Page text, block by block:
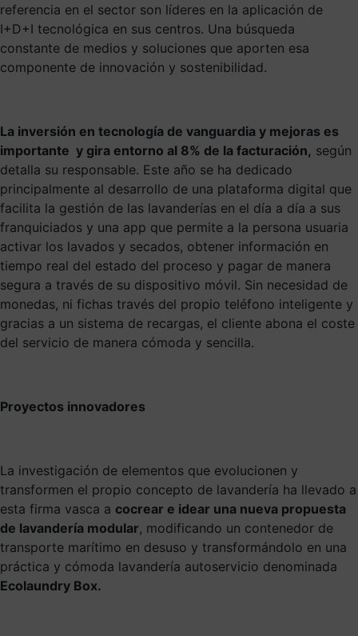
referencia en el sector son líderes en la aplicación de
I+D+I tecnológica en sus centros. Una búsqueda
constante de medios y soluciones que aporten esa
componente de innovación y sostenibilidad.
La inversión en tecnología de vanguardia y mejoras es
importante y gira entorno al 8% de la facturación, según
detalla su responsable. Este año se ha dedicado
principalmente al desarrollo de una plataforma digital que
facilita la gestión de las lavanderías en el día a día a sus
franquiciados y una app que permite a la persona usuaria
activar los lavados y secados, obtener información en
tiempo real del estado del proceso y pagar de manera
segura a través de su dispositivo móvil. Sin necesidad de
monedas, ni fichas través del propio teléfono inteligente y
gracias a un sistema de recargas, el cliente abona el coste
del servicio de manera cómoda y sencilla.
Proyectos innovadores
La investigación de elementos que evolucionen y
transformen el propio concepto de lavandería ha llevado a
esta firma vasca a cocrear e idear una nueva propuesta
de lavandería modular, modificando un contenedor de
transporte marítimo en desuso y transformándolo en una
práctica y cómoda lavandería autoservicio denominada
Ecolaundry Box.